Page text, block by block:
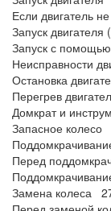
Если двигатель
Запуск
Запуск с
Неисправности
Остановка
Перегрев
Домкрат и
Запасное колесо
Перед
Замена колеса